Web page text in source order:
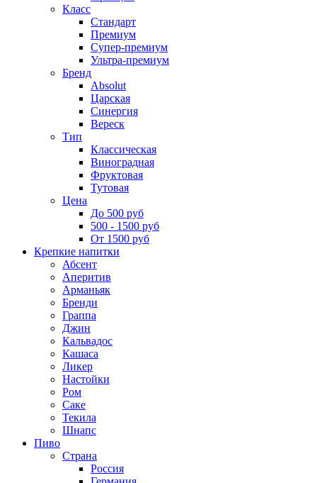
Класс
Стандарт
Премиум
Супер-премиум
Ультра-премиум
Бренд
Absolut
Царская
Синергия
Вереск
Тип
Классическая
Виноградная
Фруктовая
Тутовая
Цена
До 500 руб
500 - 1500 руб
От 1500 руб
Крепкие напитки
Абсент
Аперитив
Арманьяк
Бренди
Граппа
Джин
Кальвадос
Кашаса
Ликер
Настойки
Ром
Саке
Текила
Шнапс
Пиво
Страна
Россия